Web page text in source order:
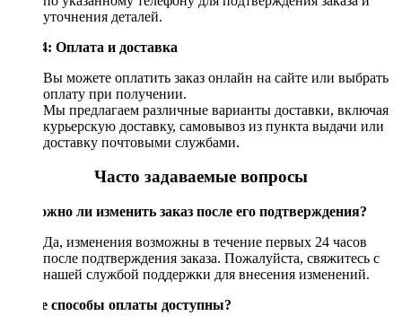
уточнения деталей.
Шаг 4: Оплата и доставка
Вы можете оплатить заказ онлайн на сайте или выбрать
оплату при получении.
Мы предлагаем различные варианты доставки, включая
курьерскую доставку, самовывоз из пункта выдачи или
доставку почтовыми службами.
Часто задаваемые вопросы
Возможно ли изменить заказ после его подтверждения?
Да, изменения возможны в течение первых 24 часов
после подтверждения заказа. Пожалуйста, свяжитесь с
нашей службой поддержки для внесения изменений.
Какие способы оплаты доступны?